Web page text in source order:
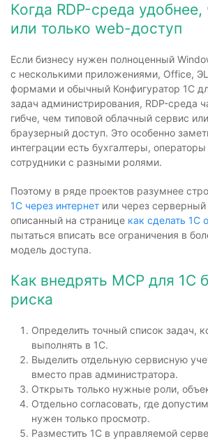
Когда RDP-среда
или только web-доступ
Если бизнесу нужен полноценный
с несколькими приложениями, Office,
формами и обычный Конфигуратор 1С
задач администрирования, RDP-среда
гибче, чем типовой облачный сервис
браузерный доступ. Это особенно
интеграции есть бухгалтеры,
сотрудники с разными ролями.
Поэтому в ряде проектов разумнее
1С через интернет или через
описанный на странице как сделать 1С
пытаться вписать все ограничения в
модель доступа.
Как внедрять MCP для 1С
риска
Определить точный список задач,
выполнять в 1С.
Выделить отдельную сервисную
вместо прав администратора.
Открыть только нужные роли,
Отдельно согласовать, где
нужен только просмотр.
Разместить 1С в управляемой